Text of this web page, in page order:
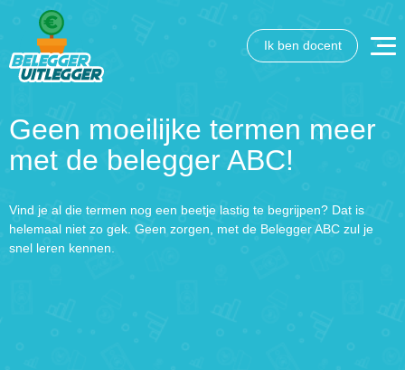
Ik ben docent
Geen moeilijke termen meer
met de belegger ABC!
Vind je al die termen nog een beetje lastig te begrijpen? Dat is
helemaal niet zo gek. Geen zorgen, met de Belegger ABC zul je
snel leren kennen.